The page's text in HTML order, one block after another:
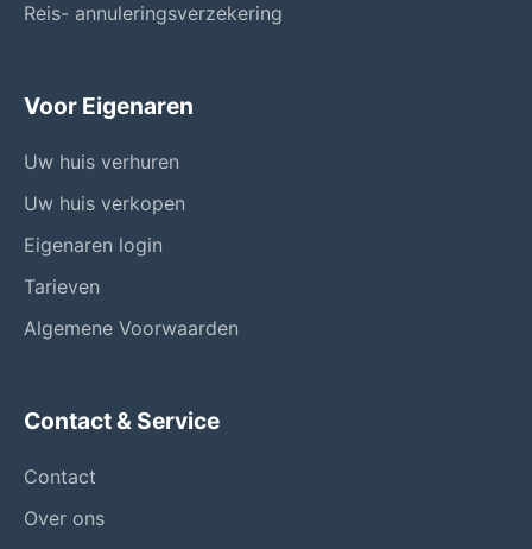
Reis- annuleringsverzekering
Voor Eigenaren
Uw huis verhuren
Uw huis verkopen
Eigenaren login
Tarieven
Algemene Voorwaarden
Contact & Service
Contact
Over ons